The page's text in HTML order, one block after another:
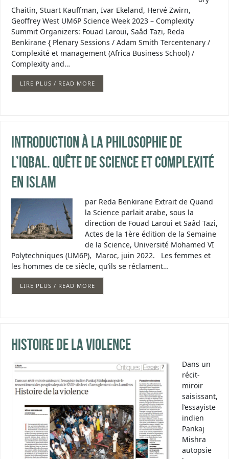
Chaitin, Stuart Kauffman, Ivar Ekeland, Hervé Zwirn,
Geoffrey West UM6P Science Week 2023 – Complexity
Summit Organizers: Fouad Laroui, Saâd Tazi, Reda
Benkirane { Plenary Sessions / Adam Smith Tercentenary /
Complexité et management (Africa Business School) /
Complexity and…
LIRE PLUS / READ MORE
Introduction à la philosophie de
l’iqbal. Quête de science et complexité
en islam
par Reda Benkirane Extrait de Quand
la Science parlait arabe, sous la
direction de Fouad Laroui et Saâd Tazi,
Actes de la 1ère édition de la Semaine
de la Science, Université Mohamed VI
Polytechniques (UM6P), Maroc, juin 2022. Les femmes et
les hommes de ce siècle, qu’ils se réclament…
LIRE PLUS / READ MORE
Histoire de la violence
Dans un
récit-
miroir
saisissant,
l’essayiste
indien
Pankaj
Mishra
autopsie